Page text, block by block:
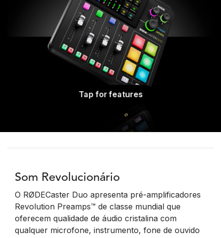
Tap for features
Som Revolucionário
O RØDECaster Duo apresenta pré-amplificadores
Revolution Preamps™ de classe mundial que
oferecem qualidade de áudio cristalina com
qualquer microfone, instrumento, fone de ouvido